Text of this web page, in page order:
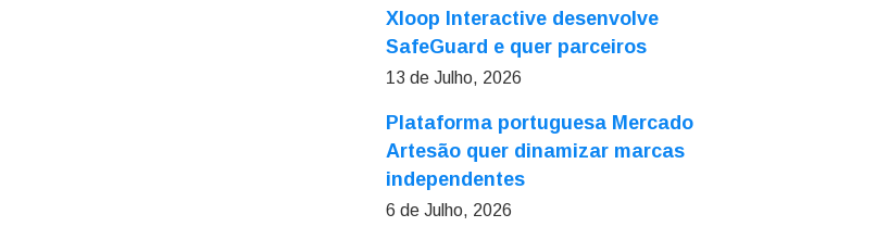
Xloop Interactive desenvolve
SafeGuard e quer parceiros
13 de Julho, 2026
Plataforma portuguesa Mercado
Artesão quer dinamizar marcas
independentes
6 de Julho, 2026